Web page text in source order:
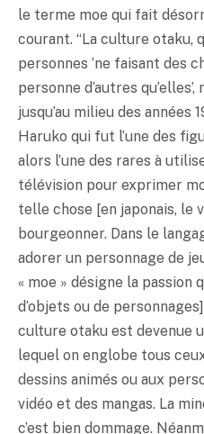
le terme moe qui fait
courant. “La culture otaku,
personnes ‘ne faisant des
personne d’autres
jusqu’au milieu des années
Haruko qui fut l’une des
alors l’une des rares à
télévision pour exprimer
telle chose [en japonais, le
bourgeonner. Dans le
adorer un personnage de
« moe » désigne la passion
d’objets ou de
culture otaku est devenue
lequel on englobe tous
dessins animés ou aux
vidéo et des mangas. La
c’est bien dommage.